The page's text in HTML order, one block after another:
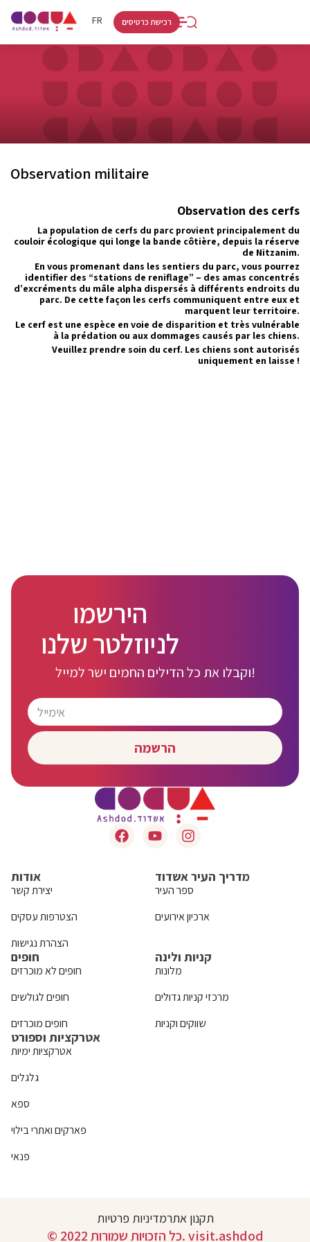
FR
HE
רכישת כרטיסים
Observation militaire
Observation des cerfs
La population de cerfs du parc provient principalement du
couloir écologique qui longe la bande côtière, depuis la réserve
de Nitzanim.
En vous promenant dans les sentiers du parc, vous pourrez
identifier des “stations de reniflage” – des amas concentrés
d’excréments du mâle alpha dispersés à différents endroits du
parc. De cette façon les cerfs communiquent entre eux et
marquent leur territoire.
Le cerf est une espèce en voie de disparition et très vulnérable
à la prédation ou aux dommages causés par les chiens.
Veuillez prendre soin du cerf. Les chiens sont autorisés
uniquement en laisse !
הירשמו
לניוזלטר שלנו
וקבלו את כל הדילים החמים ישר למייל!
הרשמה
אודות
יצירת קשר
הצטרפות עסקים
הצהרת נגישות
מדריך העיר אשדוד
ספר העיר
ארכיון אירועים
חופים
חופים לא מוכרזים
חופים לגולשים
חופים מוכרזים
קניות ולינה
מלונות
מרכזי קניות גדולים
שווקים וקניות
אטרקציות וספורט
אטרקציות ימיות
גלגלים
ספא
פארקים ואתרי בילוי
פנאי
מדיניות פרטיותתקנון אתר
© 2022 כל הזכויות שמורות. visit.ashdod